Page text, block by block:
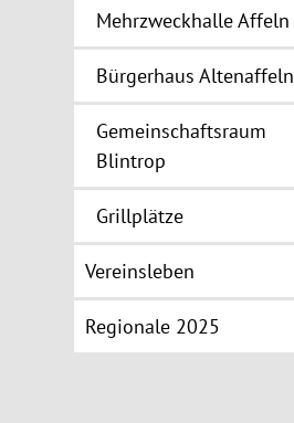
Mehrzweckhalle Affeln
Bürgerhaus Altenaffeln
Gemeinschaftsraum
Blintrop
Grillplätze
Vereinsleben
Regionale 2025